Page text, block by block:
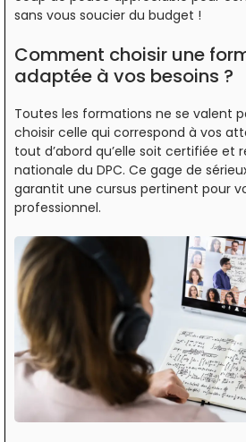
sans vous soucier du budget !
Comment choisir une
adaptée à vos besoins ?
Toutes les formations ne se valent
choisir celle qui correspond à vos
tout d’abord qu’elle soit certifiée et
nationale du DPC. Ce gage de
garantit une cursus pertinent pour
professionnel.